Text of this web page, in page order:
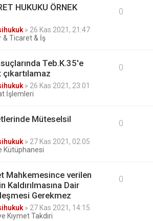
HUKUKU ÖRNEK
» 26 Kas 2021, 21:47
& Ticaret & İş
0
Teb.K.35'e
» 26 Kas 2021, 23:01
İşlemleri
0
Müteselsil
» 27 Kas 2021, 02:05
Kütüphanesi
0
Mahkemesince verilen
Kaldırılmasına Dair
Gerekmez
» 27 Kas 2021, 14:15
Kıymet Takdiri
0